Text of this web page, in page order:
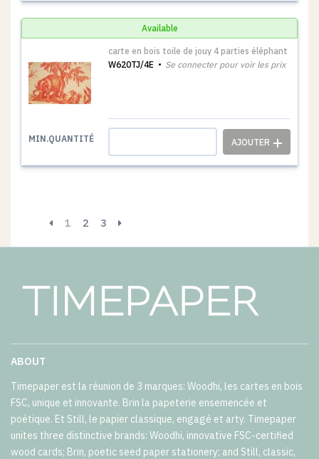
Available
carte en bois toile de jouy 4 parties éléphant
W620TJ/4E
Se connecter pour voir les prix
MIN.QUANTITÉ
1 2 3
ABOUT
Timepaper est la réunion de 3 marques: Woodhi, les cartes en bois
FSC, unique et innovante. Brin la papeterie ensemencée et
poétique. Et Still, le papier classique, engagé et arty. Timepaper
unites three distinctive brands: Woodhi, innovative FSC-certified
wood cards; Brin, poetic seed paper stationery; and Still, classic,